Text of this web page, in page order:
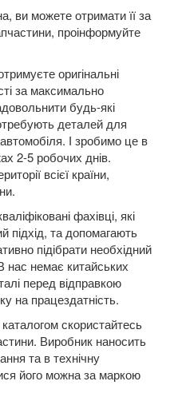
ви можете отримати її за
проінформуйте
оригінальні
за максимально
будь-які
деталей для
І зробимо це в
2-5 робочих днів.
всієї країни,
фахівці, які
підхід, та допомагають
підібрати необхідний
нас немає китайських
перед відправкою
на працездатність.
скористайтесь
Виробник наносить
та в технічну
його можна за маркою